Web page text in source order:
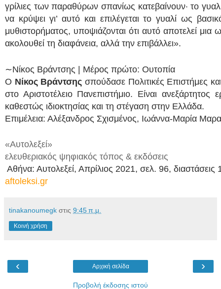
γρίλιες των παραθύρων σπανίως κατεβαίνουν· το γυαλί
να κρύψει γι’ αυτό και επιλέγεται το γυαλί ως
μυθιστορήματος, υποψιάζονται ότι αυτό αποτελεί
ακολουθεί τη διαφάνεια, αλλά την επιβάλλει».
∼Νίκος Βράντσης | Μέρος πρώτο: Ουτοπία
Ο Νίκος Βράντσης σπούδασε Πολιτικές Επιστήμες
στο Αριστοτέλειο Πανεπιστήμιο. Είναι
καθεστώς ιδιοκτησίας και τη στέγαση στην Ελλάδα.
Επιμέλεια: Αλέξανδρος Σχισμένος, Ιωάννα-Μαρία
«Αυτολεξεί»
ελευθεριακός ψηφιακός τόπος & εκδόσεις
Αθήνα: Αυτολεξεί, Απρίλιος 2021, σελ. 96, διαστάσεις
aftoleksi.gr
tinakanoumegk στις 9:45 π.μ.
Κοινή χρήση
‹ ›
Αρχική σελίδα
Προβολή έκδοσης ιστού